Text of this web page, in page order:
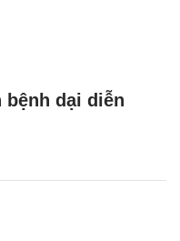
bệnh dại diễn